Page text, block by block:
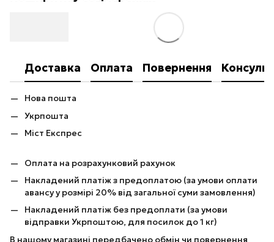
Доставка Оплата Повернення
Нова пошта
Укрпошта
Міст Експрес
Оплата на розрахунковий рахунок
Накладений платіж з предоплатою (за умови оплати
авансу у розмірі 20% від загальної суми замовлення)
Накладений платіж без предоплати (за умови
відправки Укрпоштою, для посилок до 1 кг)
В нашому магазині передбачено обмін чи повернення